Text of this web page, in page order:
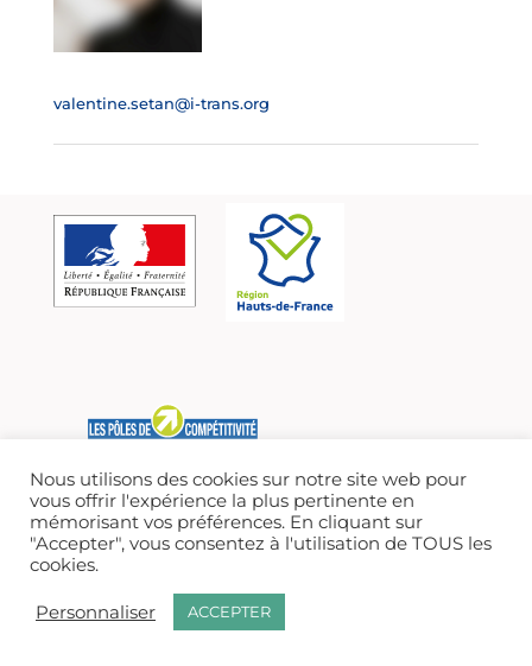
valentine.setan@i-trans.org
® I-TRANS- 2021 / MENTIONS LÉGALES / TOUS DROITS RÉSERVÉS
Nous utilisons des cookies sur notre site web pour
vous offrir l'expérience la plus pertinente en
mémorisant vos préférences. En cliquant sur
"Accepter", vous consentez à l'utilisation de TOUS les
cookies.
Personnaliser ACCEPTER